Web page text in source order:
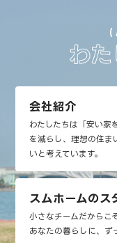
わ
会社紹介
わたしたちは「安い家
を減らし、理想の住ま
いと考えています。
スムホームのス
小さなチームだからこ
あなたの暮らしに、ず